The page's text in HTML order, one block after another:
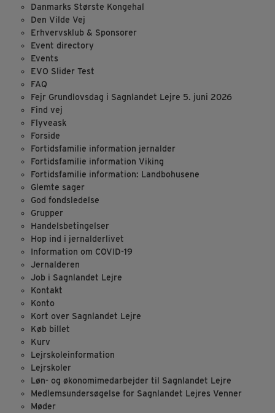
Danmarks Største Kongehal
Den Vilde Vej
Erhvervsklub & Sponsorer
Event directory
Events
EVO Slider Test
FAQ
Fejr Grundlovsdag i Sagnlandet Lejre 5. juni 2026
Find vej
Flyveask
Forside
Fortidsfamilie information jernalder
Fortidsfamilie information Viking
Fortidsfamilie information: Landbohusene
Glemte sager
God fondsledelse
Grupper
Handelsbetingelser
Hop ind i jernalderlivet
Information om COVID-19
Jernalderen
Job i Sagnlandet Lejre
Kontakt
Konto
Kort over Sagnlandet Lejre
Køb billet
Kurv
Lejrskoleinformation
Lejrskoler
Løn- og økonomimedarbejder til Sagnlandet Lejre
Medlemsundersøgelse for Sagnlandet Lejres Venner
Møder